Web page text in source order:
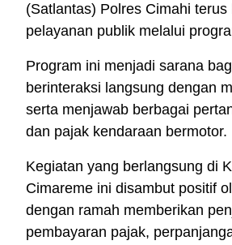
(Satlantas) Polres Cimahi
pelayanan publik melalui
Program ini menjadi sarana
berinteraksi langsung dengan
serta menjawab berbagai
dan pajak kendaraan bermotor.
Kegiatan yang berlangsung di
Cimareme ini disambut positif
dengan ramah memberikan
pembayaran pajak,